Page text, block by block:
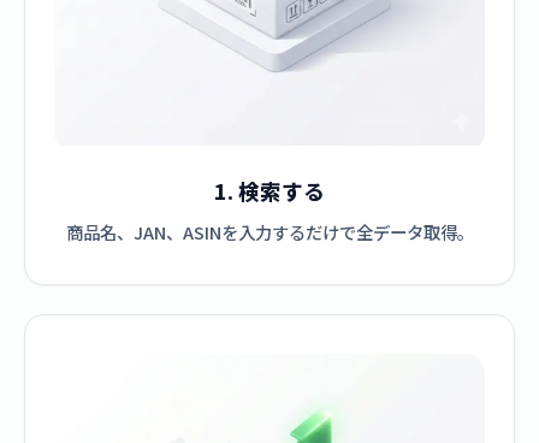
1. 検索する
商品名、JAN、ASINを入力するだけで全データ取得。